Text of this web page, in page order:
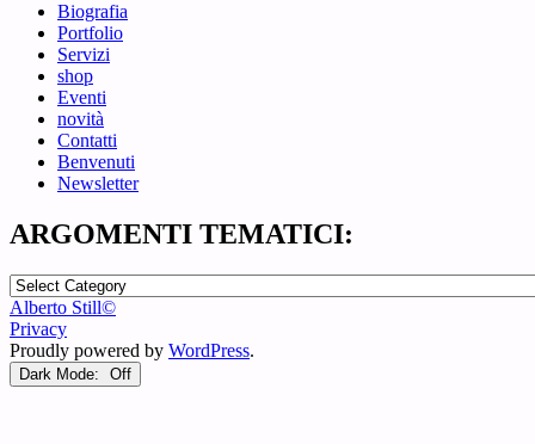
Biografia
Portfolio
Servizi
shop
Eventi
novità
Contatti
Benvenuti
Newsletter
ARGOMENTI TEMATICI:
ARGOMENTI
TEMATICI:
Alberto Still©
Privacy
Proudly powered by WordPress.
Dark Mode: